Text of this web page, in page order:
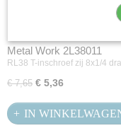
Metal Work 2L38011
RL38 T-inschroef zij 8x1/4
€ 7,65 € 5,36
IN